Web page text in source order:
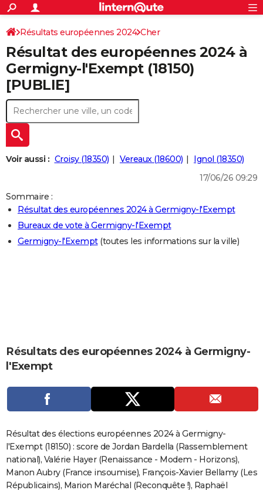
ACTUALITÉS
Politique
Société
Faits Divers
Education
Monde
Villes
+
SPORT
Coupe du monde 2026
Football
Tennis
Cyclisme
Rugby
Forum
Programme TV
TNT
Streaming
Cinéma
Sorties cinéma
Musique
+FINANCE
Retraite
Impôts
Epargne
Immobilier
Risques naturels par ville
Banque
Assurance
CréditAUTO
Essais
Réserver un essai
Citadines
Berlines
SUV
Forum auto
+HIGH-TECH
Mobiles
Meilleur smartphone
Internet
Ordinateurs
Jeux vidéo
Guide high-tech
+
BRICOLAGE
Guides de France
Escapades
Patrimoine
Expositions
Musées
Week-end nature
+LIFESTYLE
Art de vivre
Bien-être
Loisirs
Mode
Modes de vie
SANTE
CARTE DE VOEUX
Carte de Noël
Carte Bonne année
Carte Saint-Valentin
Carte Pâques
Carte d'anniversaire
DICTIONNAIRE
Dictionnaire
Biographies
Expressions
Proverbes
PROGRAMME TV
AVIS DE DÉCÈS
FORUM
Bricolage
Lifestyle
Culture
Sport
Auto
Television
Voyage
Cinema
S'inscrire
Connexion
Résultats européennes 2024 Cher
Résultat des européennes 2024 à
Germigny-l'Exempt (18150)
[PUBLIE]
Voir aussi : Croisy (18350) Vereaux (18600)
Ignol (18350)
17/06/26 09:29
Sommaire :
Résultat des européennes 2024 à Germigny-l'Exempt
Bureaux de vote à Germigny-l'Exempt
Germigny-l'Exempt(toutes les informations sur la ville)
Résultats des européennes 2024 à Germigny-
l'Exempt
Résultat des élections européennes 2024 à Germigny-
l'Exempt (18150) : score de Jordan Bardella (Rassemblement
national), Valérie Hayer (Renaissance - Modem - Horizons),
Manon Aubry (France insoumise), François-Xavier Bellamy (Les
Républicains), Marion Maréchal (Reconquête !), Raphaël